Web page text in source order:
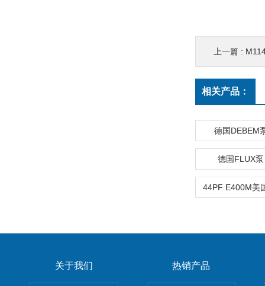
上一篇 :
相关产品：
德国DEBEM
德国FLUX
关于我们 热销产品